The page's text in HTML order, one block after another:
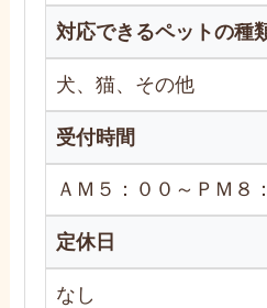
対応できるペットの種
犬、猫、その他
受付時間
ＡＭ５：００～ＰＭ８
定休日
なし